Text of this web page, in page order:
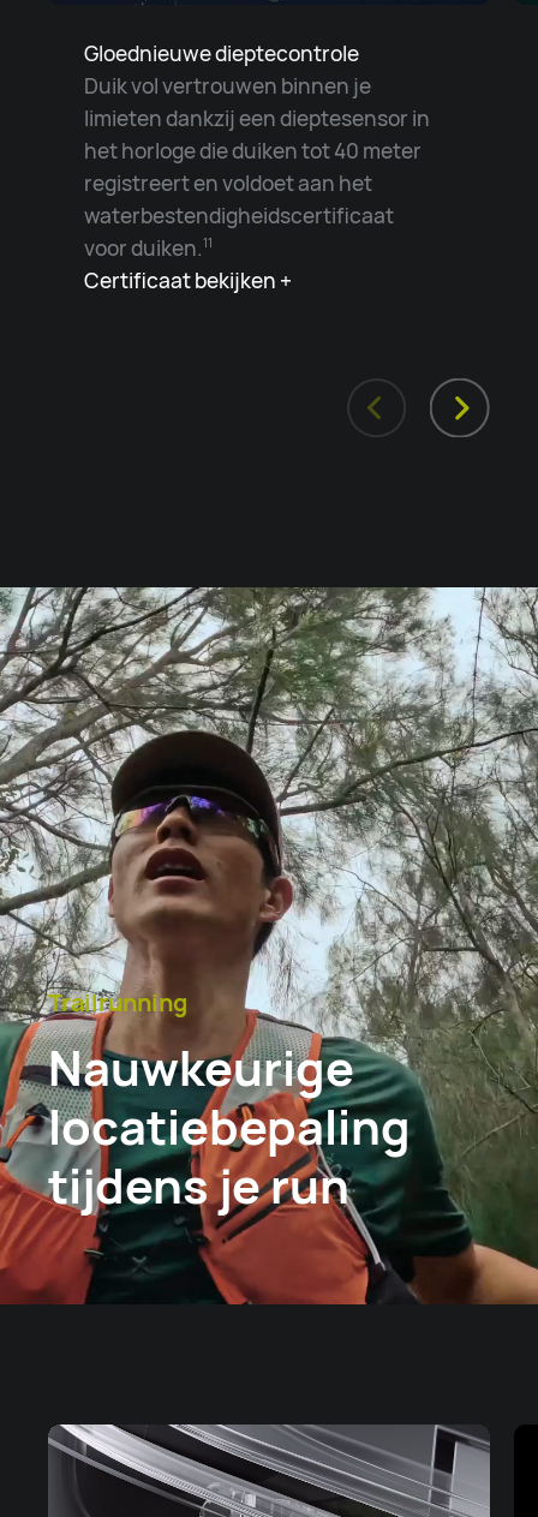
Gloednieuwe dieptecontrole
Duik vol vertrouwen binnen je
limieten dankzij een dieptesensor in
het horloge die duiken tot 40 meter
registreert en voldoet aan het
waterbestendigheidscertificaat
voor duiken.11
Certificaat bekijken +
Trailrunning
Nauwkeurige
locatiebepaling
tijdens je run